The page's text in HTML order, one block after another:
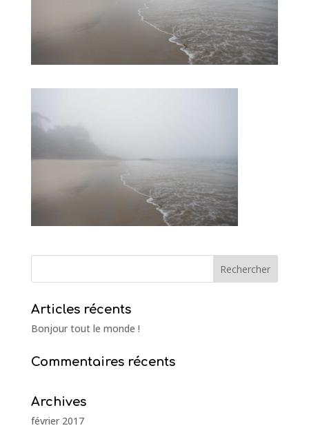
Articles récents
Bonjour tout le monde !
Commentaires récents
Archives
février 2017